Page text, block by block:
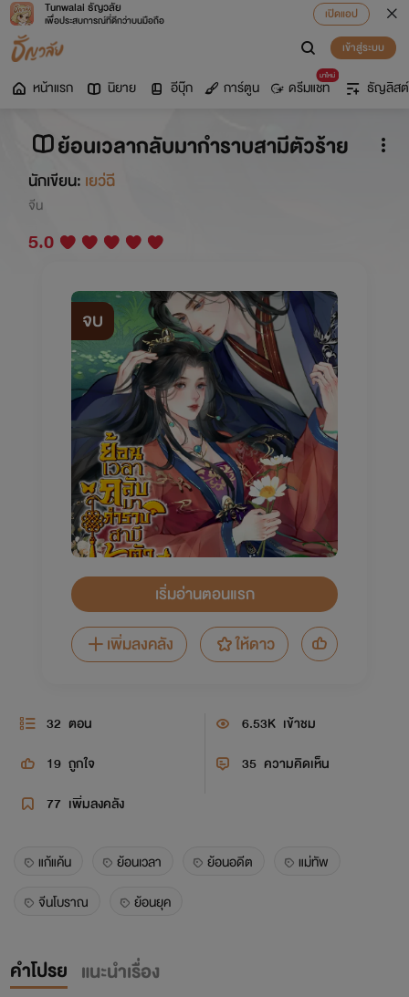
Tunwalai ธัญวลัย
เพื่อประสบการณ์ที่ดีกว่าบนมือถือ
เปิดแอป
เข้าสู่ระบบ
หน้าแรก นิยาย อีบุ๊ก การ์ตูน
มาใหม่
ดรีมแชท ธัญลิสต์
ย้อนเวลากลับมากำราบสามีตัวร้าย
นักเขียน: เยว่ฉี
จีน
5.0
จบ
เริ่มอ่านตอนแรก
เพิ่มลงคลัง
ให้ดาว
32 ตอน 6.53K เข้าชม
19 ถูกใจ 35 ความคิดเห็น
77 เพิ่มลงคลัง
แก้แค้น ย้อนเวลา ย้อนอดีต
แม่ทัพ
จีนโบราณ
ย้อนยุค
คำโปรย แนะนำเรื่อง